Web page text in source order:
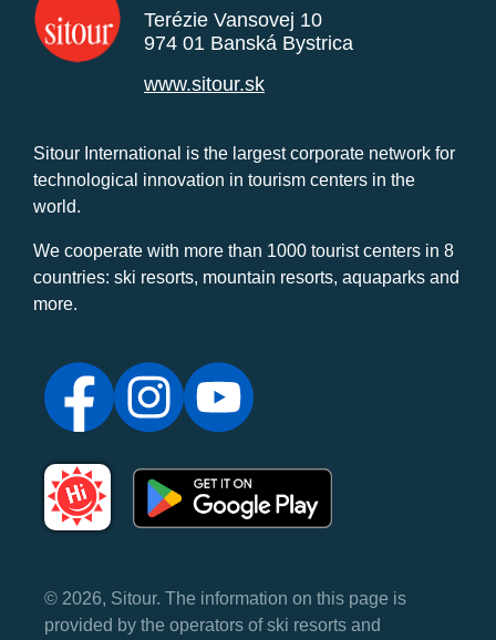
Terézie Vansovej 10
974 01 Banská Bystrica
www.sitour.sk
Sitour International is the largest corporate network for
technological innovation in tourism centers in the
world.
We cooperate with more than 1000 tourist centers in 8
countries: ski resorts, mountain resorts, aquaparks and
more.
© 2026, Sitour. The information on this page is
provided by the operators of ski resorts and